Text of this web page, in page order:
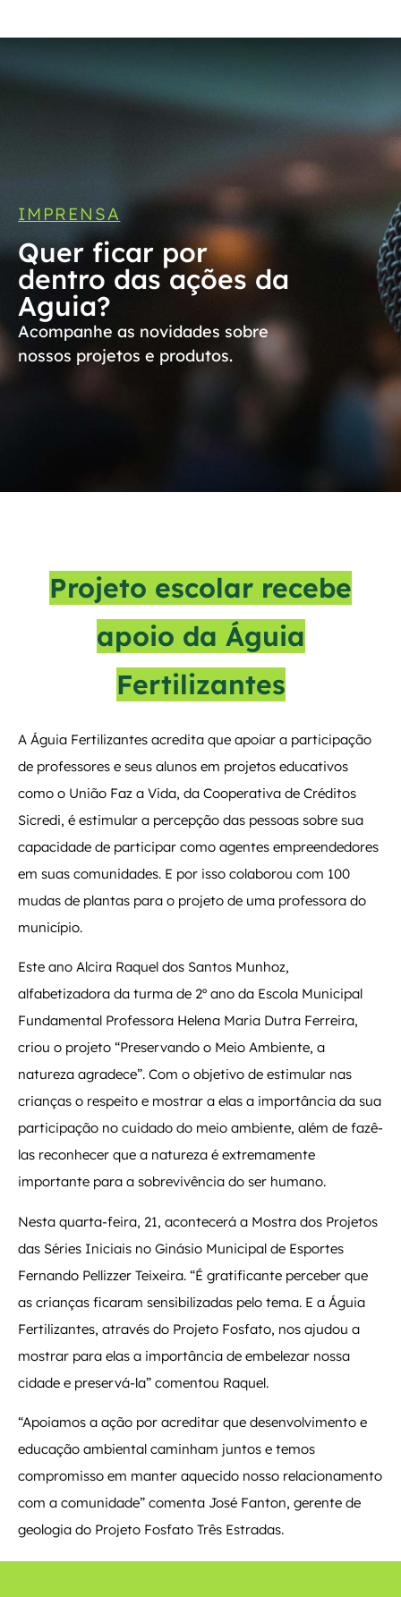
IMPRENSA
Quer ficar por
dentro das ações da
Aguia?
Acompanhe as novidades sobre
nossos projetos e produtos.
Projeto escolar recebe
apoio da Águia
Fertilizantes
A Águia Fertilizantes acredita que apoiar a participação
de professores e seus alunos em projetos educativos
como o União Faz a Vida, da Cooperativa de Créditos
Sicredi, é estimular a percepção das pessoas sobre sua
capacidade de participar como agentes empreendedores
em suas comunidades. E por isso colaborou com 100
mudas de plantas para o projeto de uma professora do
município.
Este ano Alcira Raquel dos Santos Munhoz,
alfabetizadora da turma de 2º ano da Escola Municipal
Fundamental Professora Helena Maria Dutra Ferreira,
criou o projeto “Preservando o Meio Ambiente, a
natureza agradece”. Com o objetivo de estimular nas
crianças o respeito e mostrar a elas a importância da sua
participação no cuidado do meio ambiente, além de fazê-
las reconhecer que a natureza é extremamente
importante para a sobrevivência do ser humano.
Nesta quarta-feira, 21, acontecerá a Mostra dos Projetos
das Séries Iniciais no Ginásio Municipal de Esportes
Fernando Pellizzer Teixeira. “É gratificante perceber que
as crianças ficaram sensibilizadas pelo tema. E a Águia
Fertilizantes, através do Projeto Fosfato, nos ajudou a
mostrar para elas a importância de embelezar nossa
cidade e preservá-la” comentou Raquel.
“Apoiamos a ação por acreditar que desenvolvimento e
educação ambiental caminham juntos e temos
compromisso em manter aquecido nosso relacionamento
com a comunidade” comenta José Fanton, gerente de
geologia do Projeto Fosfato Três Estradas.